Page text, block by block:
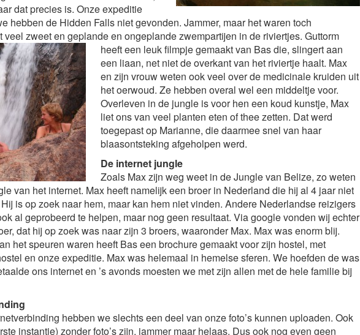
dat precies is. Onze expeditie
hebben de Hidden Falls niet gevonden. Jammer, maar het waren toch
veel zweet en geplande en ongeplande zwempartijen in de riviertjes. Guttorm
heeft een leuk filmpje gemaakt van Bas die, slingert aan
een liaan, net niet de overkant van het riviertje haalt. Max
en zijn vrouw weten ook veel over de medicinale kruiden uit
het oerwoud. Ze hebben overal wel een middeltje voor.
Overleven in de jungle is voor hen een koud kunstje, Max
liet ons van veel planten eten of thee zetten. Dat werd
toegepast op Marianne, die daarmee snel van haar
blaasontsteking afgeholpen werd.
De internet jungle
Zoals Max zijn weg weet in de Jungle van Belize, zo weten
van het internet. Max heeft namelijk een broer in Nederland die hij al 4 jaar niet
is op zoek naar hem, maar kan hem niet vinden. Andere Nederlandse reizigers
al geprobeerd te helpen, maar nog geen resultaat. Via google vonden wij echter
dat hij op zoek was naar zijn 3 broers, waaronder Max. Max was enorm blij.
het speuren waren heeft Bas een brochure gemaakt voor zijn hostel, met
en onze expeditie. Max was helemaal in hemelse sferen. We hoefden de was
ons internet en ’s avonds moesten we met zijn allen met de hele familie bij
hebben we slechts een deel van onze foto’s kunnen uploaden. Ook
instantie) zonder foto’s zijn, jammer maar helaas. Dus ook nog even geen